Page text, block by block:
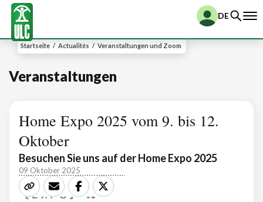
DE
Startseite / Actualités / Veranstaltungen und Zoom
Veranstaltungen
Home Expo 2025 vom 9. bis 12.
Oktober
Besuchen Sie uns auf der Home Expo 2025
09 Oktober 2025